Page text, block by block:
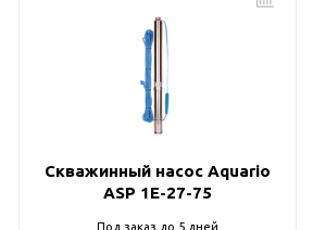
Скважинный насос Aquario
ASP 1E-27-75
Под заказ до 5 дней